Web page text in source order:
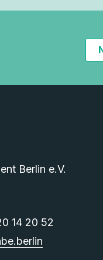
Berlin e.V.
14 20 52